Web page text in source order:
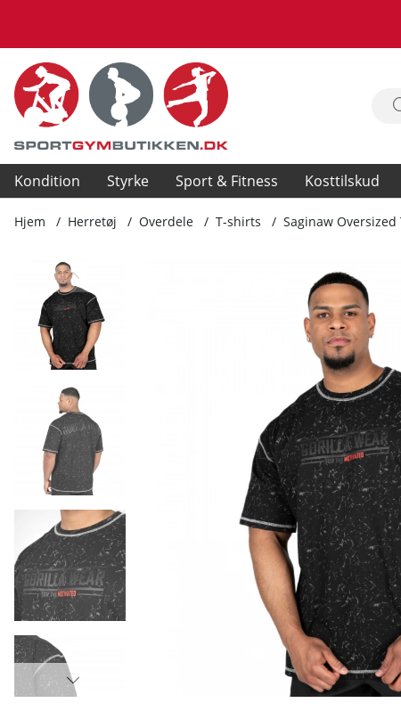
Kondition Styrke Sport & Fitness Kosttilskud
Hjem Herretøj Overdele T-shirts Saginaw
Produktbilleder Saginaw Oversized T-Shirt, washed black